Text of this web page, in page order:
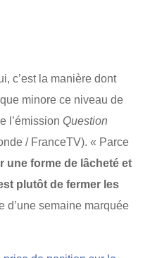
c’est la manière dont
minore ce niveau de
l’émissionQuestion
/ FranceTV). « Parce
une forme de lâcheté et
plutôt de fermer les
d’une semaine marquée